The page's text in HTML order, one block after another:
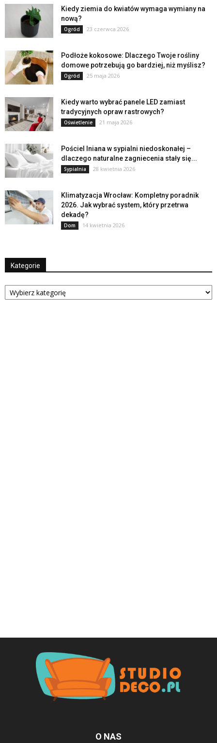
Kiedy ziemia do kwiatów wymaga wymiany na
nową?
Ogród 23 czerwca 2026
Podłoże kokosowe: Dlaczego Twoje rośliny
domowe potrzebują go bardziej, niż myślisz?
Ogród 25 maja 2026
Kiedy warto wybrać panele LED zamiast
tradycyjnych opraw rastrowych?
Oświetlenie 21 maja 2026
Pościel lniana w sypialni niedoskonałej –
dlaczego naturalne zagniecenia stały się...
Sypialnia 28 kwietnia 2026
Klimatyzacja Wrocław: Kompletny poradnik
2026. Jak wybrać system, który przetrwa
dekadę?
Dom 14 kwietnia 2026
Kategorie
Kategorie
O NAS